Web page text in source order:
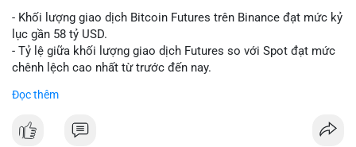
- Khối lượng giao dịch Bitcoin Futures trên Binance đạt mức kỷ
lục gần 58 tỷ USD.
- Tỷ lệ giữa khối lượng giao dịch Futures so với Spot đạt mức
chênh lệch cao nhất từ trước đến nay.
dịch Spot.
#binance #btc
Đọc thêm